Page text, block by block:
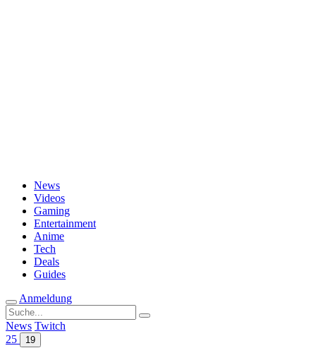
News
Videos
Gaming
Entertainment
Anime
Tech
Deals
Guides
Anmeldung
Suche
nach:
News Twitch
25
19